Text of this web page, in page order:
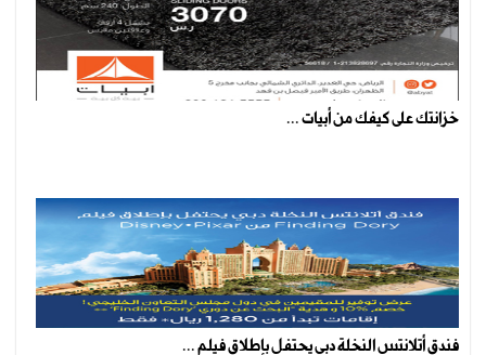
خزانتك على كيفك من أبيات ...
فندق أتلانتس النخلة دبي يحتفل بإطلاق فيلم ...